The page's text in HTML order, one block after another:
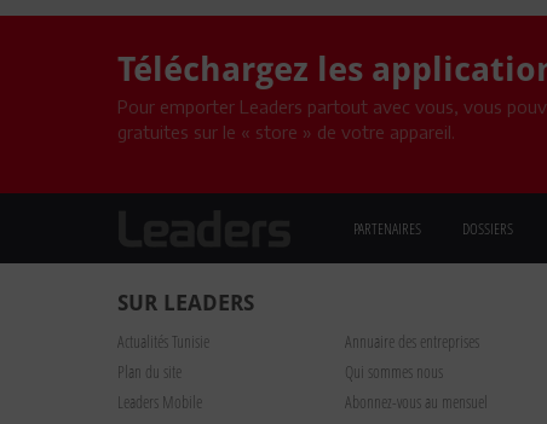
Téléchargez les
Pour emporter Leaders partout avec vous, vous
gratuites sur le « store » de votre appareil.
PARTENAIRES DOSSIERS
SUR LEADERS
Actualités Tunisie Annuaire des entreprises
Plan du site
Qui sommes nous
Leaders Mobile
Abonnez-vous au mensuel